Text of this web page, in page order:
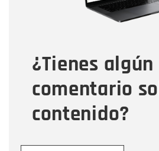
¿Tienes algún
comentario
contenido?
Tipo de comentario
Mensaje